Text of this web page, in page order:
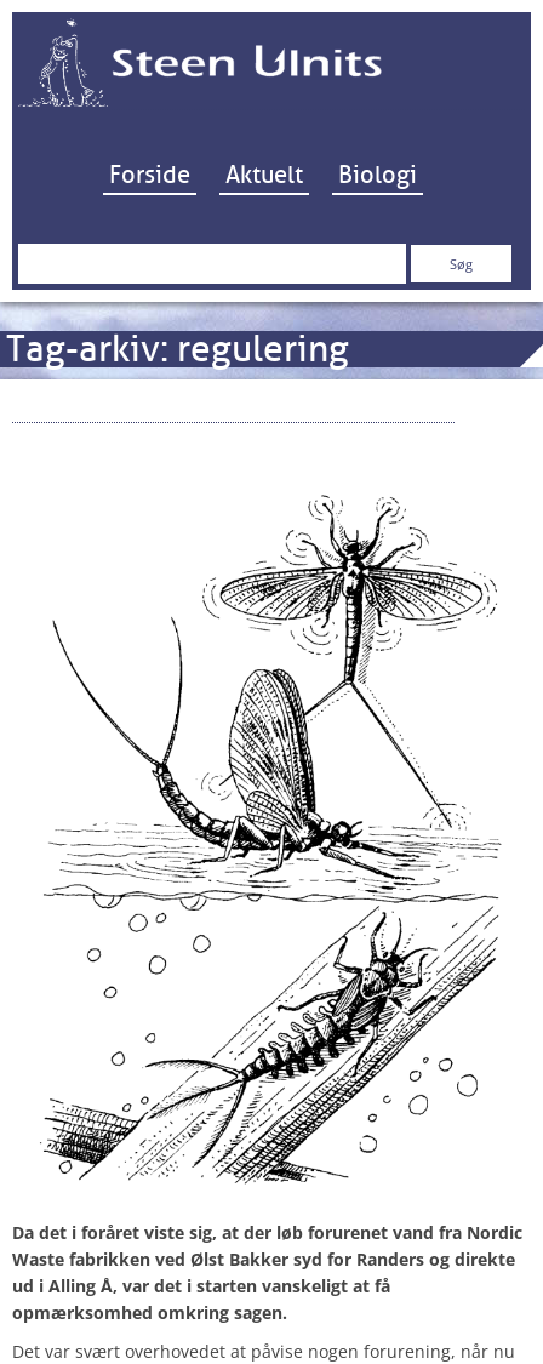
Hop til indhold
Forside Aktuelt Biologi
Søg
Tag-arkiv: regulering
Da det i foråret viste sig, at der løb forurenet vand fra Nordic
Waste fabrikken ved Ølst Bakker syd for Randers og direkte
ud i Alling Å, var det i starten vanskeligt at få
opmærksomhed omkring sagen.
Det var svært overhovedet at påvise nogen forurening, når nu